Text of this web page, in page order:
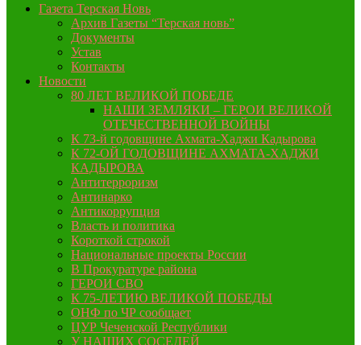
Газета Терская Новь
Архив Газеты “Терская новь”
Документы
Устав
Контакты
Новости
80 ЛЕТ ВЕЛИКОЙ ПОБЕДЕ
НАШИ ЗЕМЛЯКИ – ГЕРОИ ВЕЛИКОЙ
ОТЕЧЕСТВЕННОЙ ВОЙНЫ
К 73-й годовщине Ахмата-Хаджи Кадырова
К 72-ОЙ ГОДОВЩИНЕ АХМАТА-ХАДЖИ
КАДЫРОВА
Антитерроризм
Антинарко
Антикоррупция
Власть и политика
Короткой строкой
Национальные проекты России
В Прокуратуре района
ГЕРОИ СВО
К 75-ЛЕТИЮ ВЕЛИКОЙ ПОБЕДЫ
ОНФ по ЧР сообщает
ЦУР Чеченской Республики
У НАШИХ СОСЕДЕЙ